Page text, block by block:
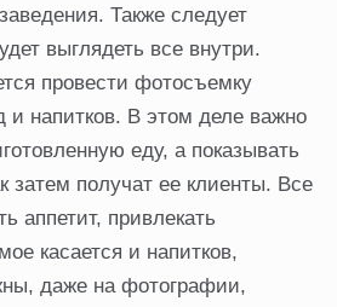
Также следует
выглядеть все внутри.
провести фотосъемку
и напитков. В этом деле важно
еду, а показывать
затем получат ее клиенты. Все
аппетит, привлекать
касается и напитков,
даже на фотографии,